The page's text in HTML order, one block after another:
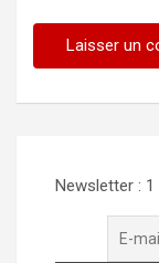
Newsletter :